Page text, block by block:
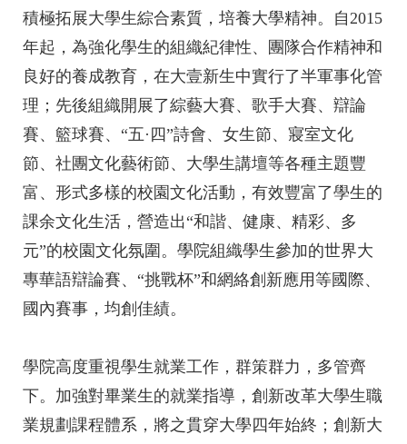
積極拓展大學生綜合素質，培養大學精神。自2015
年起，為強化學生的組織紀律性、團隊合作精神和
良好的養成教育，在大壹新生中實行了半軍事化管
理；先後組織開展了綜藝大賽、歌手大賽、辯論
賽、籃球賽、“五·四”詩會、女生節、寢室文化
節、社團文化藝術節、大學生講壇等各種主題豐
富、形式多樣的校園文化活動，有效豐富了學生的
課余文化生活，營造出“和諧、健康、精彩、多
元”的校園文化氛圍。學院組織學生參加的世界大
專華語辯論賽、“挑戰杯”和網絡創新應用等國際、
國內賽事，均創佳績。
學院高度重視學生就業工作，群策群力，多管齊
下。加強對畢業生的就業指導，創新改革大學生職
業規劃課程體系，將之貫穿大學四年始終；創新大